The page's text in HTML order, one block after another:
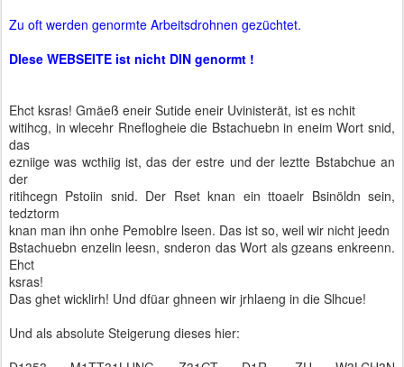
Zu oft werden genormte Arbeitsdrohnen gezüchtet.
DIese WEBSEITE ist nicht DIN genormt !
Ehct ksras! Gmäeß eneir Sutide eneir Uvinisterät, ist es nchit
witihcg, in wlecehr Rneflogheie die Bstachuebn in eneim Wort snid,
das
ezniige was wcthiig ist, das der estre und der leztte Bstabchue an
der
ritihcegn Pstoiin snid. Der Rset knan ein ttoaelr Bsinöldn sein,
tedztorm
knan man ihn onhe Pemoblre lseen. Das ist so, weil wir nicht jeedn
Bstachuebn enzelin leesn, snderon das Wort als gzeans enkreenn.
Ehct
ksras!
Das ghet wicklirh! Und dfüar ghneen wir jrhlaeng in die Slhcue!
Und als absolute Steigerung dieses hier: